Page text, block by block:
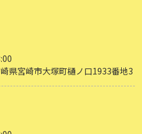
県宮崎市大塚町樋ノ口1933番地3